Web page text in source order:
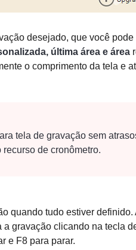
desejado, que você
última área e área
o comprimento da tela e
tela de gravação sem
de cronômetro.
quando tudo estiver
a gravação clicando na tecla
e F8 para parar.